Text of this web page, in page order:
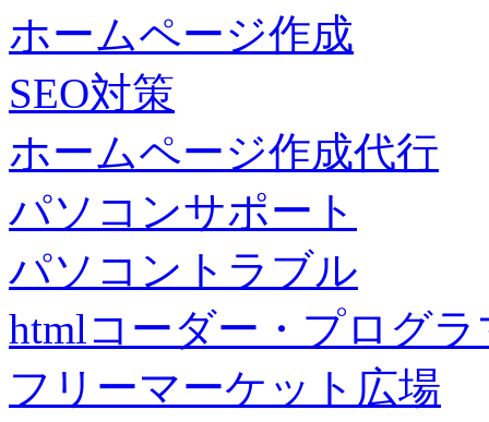
ホームページ作成
SEO対策
ホームページ作成代行
パソコンサポート
パソコントラブル
htmlコーダー・プログラ
フリーマーケット広場